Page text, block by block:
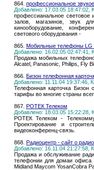
864. профессиональное
Добавлено: 17.03.05 18:47:02,
профессианальное световое
залов, магазинов, звук
кинооборудование,
светового оборудования -
865. Мобильные телефоны LG
Добавлено: 16.02.05 02:47:41,
Продажа мобильных
Alcatel, Panasonic, Philips, Fly
866. Бизон телефонная
Добавлено: 11.11.04 19:37:46,
Телефонная карточка Бизон
тарифы во многие страны
867. РОТЕК Телеком
Добавлено: 18.03.05 15:22:28,
РОТЕК Телеком -
Проектирование и
видеоконференц-связь.
868. Радиоцентр - сайт о
Добавлено: 16.11.04 21:27:58,
Продажа и обслуживание
телефонии для домаи офиса
Midland Maycom YosanCobra